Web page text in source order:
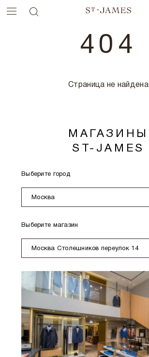
404
Страница не найдена
МАГАЗИНЫ
ST-JAMES
Выберите город
Москва
Выберите магазин
Москва Столешников переулок 14